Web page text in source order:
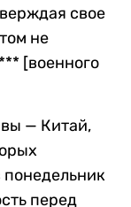
свое
не
[военного
— Китай,
перед